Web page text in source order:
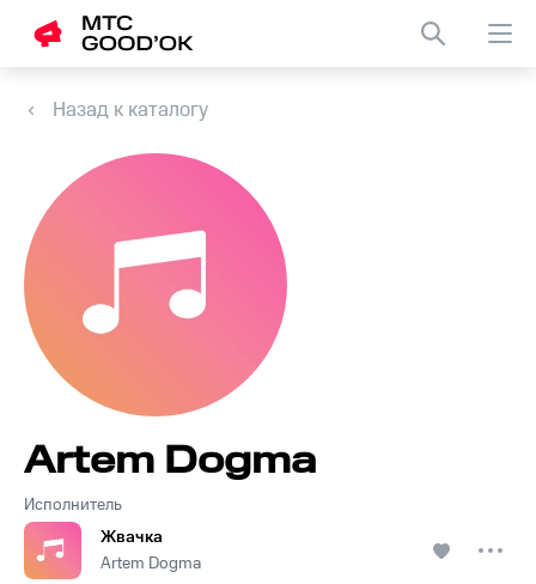
Назад к каталогу
Исполнитель
Artem Dogma
Жвачка
Artem Dogma